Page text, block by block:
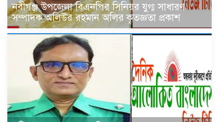
নবীগঞ্জ উপজেলা বিএনপির সিনিয়র যুগ্ম সাধারণ
সম্পাদক অলিউর রহমান অলির কৃতজ্ঞতা প্রকাশ